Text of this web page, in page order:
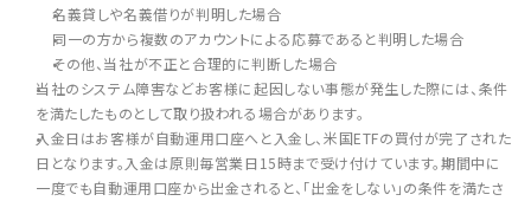
名義貸しや名義借りが判明した場合
同一の方から複数のアカウントによる応募であると判明した場合
その他、当社が不正と合理的に判断した場合
当社のシステム障害などお客様に起因しない事態が発生した際には、条件
を満たしたものとして取り扱われる場合があります。
入金日はお客様が自動運用口座へと入金し、米国ETFの買付が完了された
日となります。入金は原則毎営業日15時まで受け付けています。期間中に
一度でも自動運用口座から出金されると、「出金をしない」の条件を満たさ